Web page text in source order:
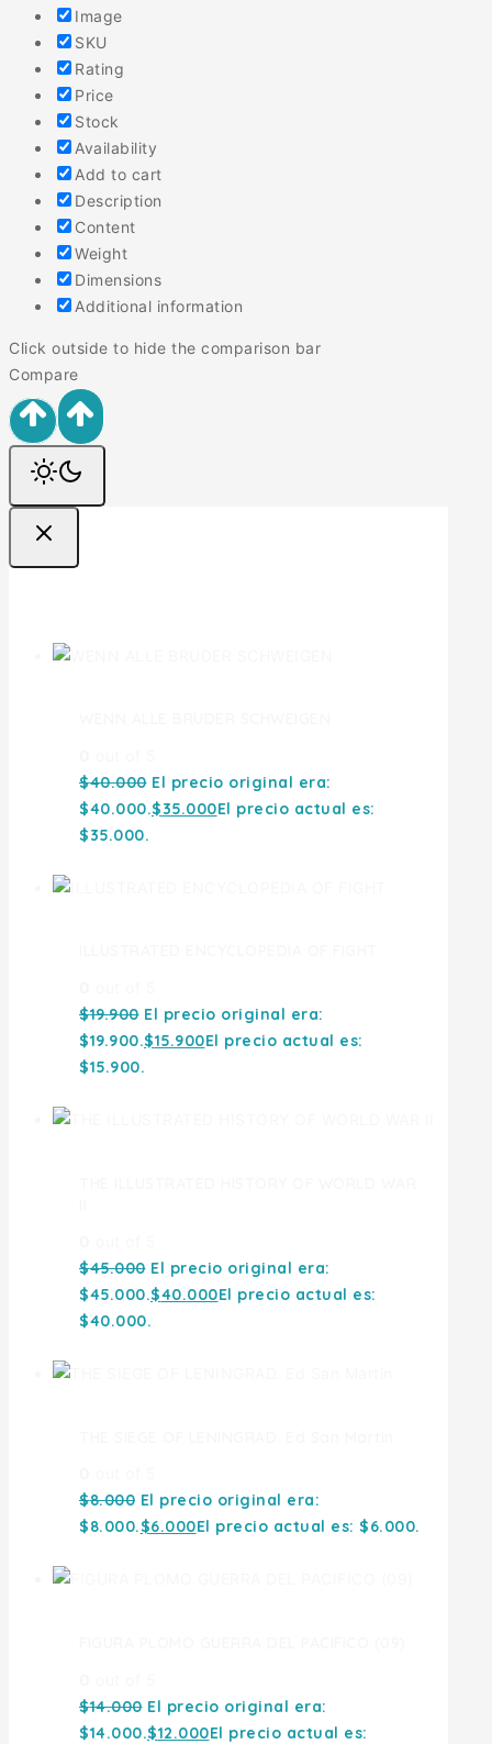
Image
SKU
Rating
Price
Stock
Availability
Add to cart
Description
Content
Weight
Dimensions
Additional information
Click outside to hide the comparison bar
Compare
$40.000 El precio original era:
$40.000.$35.000El precio actual es:
$35.000.
$19.900 El precio original era:
$19.900.$15.900El precio actual es:
$15.900.
$45.000 El precio original era:
$45.000.$40.000El precio actual es:
$40.000.
$8.000 El precio original era:
$8.000.$6.000El precio actual es: $6.000.
$14.000 El precio original era:
$14.000.$12.000El precio actual es: